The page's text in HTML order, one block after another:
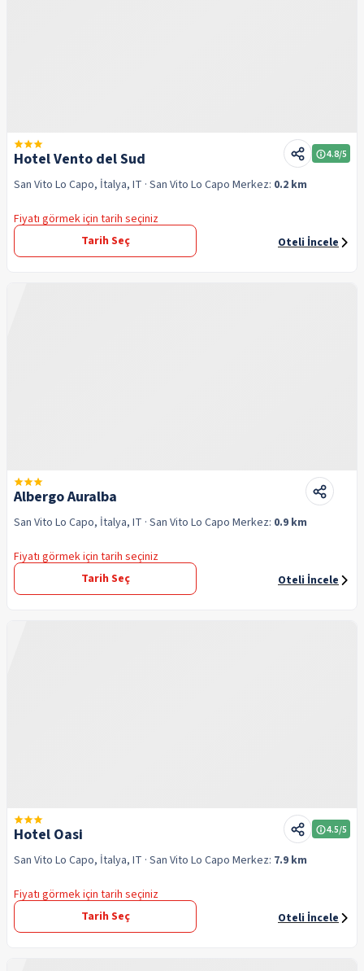
Hotel Vento del Sud 4.8/5
San Vito Lo Capo, İtalya, IT · San Vito Lo Capo Merkez: 0.2 km
Fiyatı görmek için tarih seçiniz
Tarih Seç
Oteli İncele
Albergo Auralba
San Vito Lo Capo, İtalya, IT · San Vito Lo Capo Merkez: 0.9 km
Fiyatı görmek için tarih seçiniz
Tarih Seç
Oteli İncele
Hotel Oasi 4.5/5
San Vito Lo Capo, İtalya, IT · San Vito Lo Capo Merkez: 7.9 km
Fiyatı görmek için tarih seçiniz
Tarih Seç
Oteli İncele